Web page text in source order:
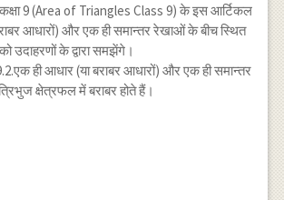
9 (Area of Triangles Class 9) के इस आर्टिकल
आधारों) और एक ही समान्तर रेखाओं के बीच स्थित
उदाहरणों के द्वारा समझेंगे।
ही आधार (या बराबर आधारों) और एक ही समान्तर
क्षेत्रफल में बराबर होते हैं।